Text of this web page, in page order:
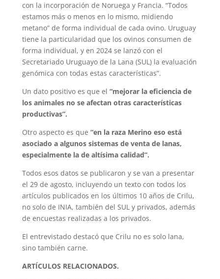
con la incorporación de Noruega y Francia. “Todos
estamos más o menos en lo mismo, midiendo
metano” de forma individual de cada ovino. Uruguay
tiene la particularidad que los ovinos consumen de
forma individual, y en 2024 se lanzó con el
Secretariado Uruguayo de la Lana (SUL) la evaluación
genómica con todas estas características”.
Un dato positivo es que el “mejorar la eficiencia de
los animales no se afectan otras características
productivas”.
Otro aspecto es que “en la raza Merino eso está
asociado a algunos sistemas de venta de lanas,
especialmente la de altísima calidad”.
Todos esos datos se publicaron y se van a presentar
el 29 de agosto, incluyendo un texto con todos los
artículos publicados en los últimos 10 años de Crilu,
no solo de INIA, también del SUL y privados, además
de encuestas realizadas a los privados.
El entrevistado destacó que Crilu no es solo lana,
sino también carne.
ARTÍCULOS RELACIONADOS.